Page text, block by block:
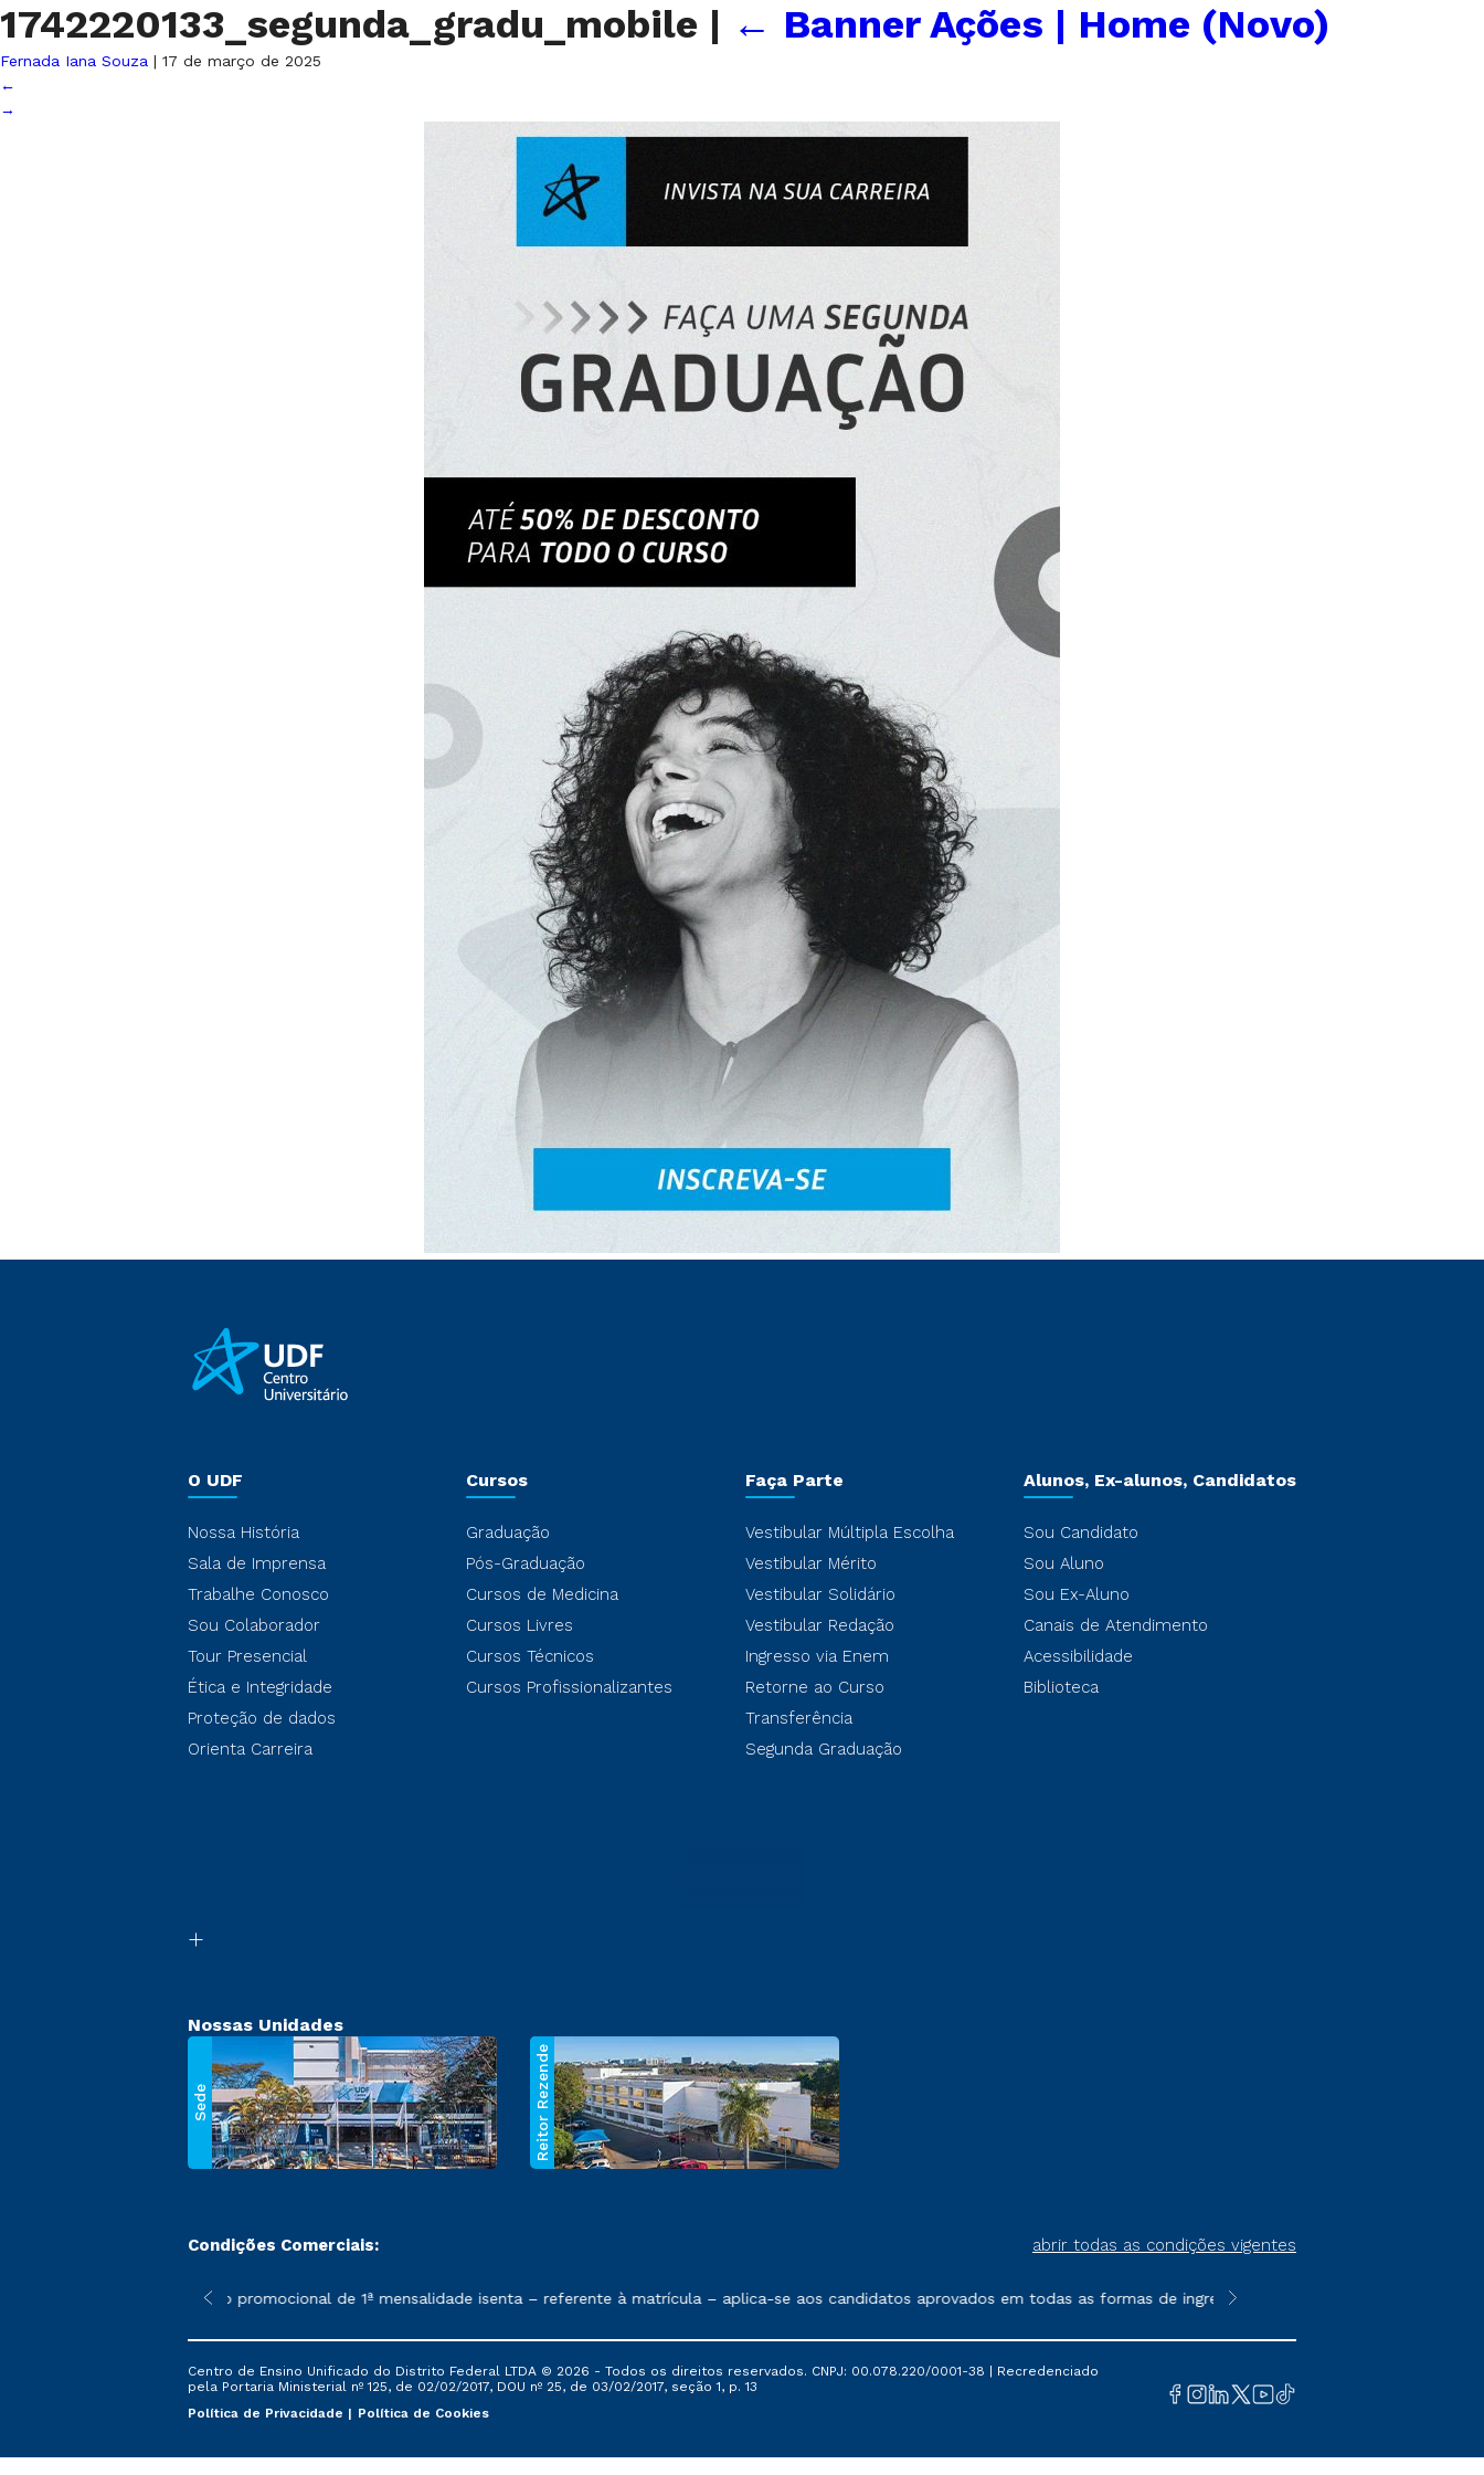
1742220133_segunda_gradu_mobile | ← Banner Ações | Home (Novo)
Fernada Iana Souza | 17 de março de 2025
←
→
O UDF
Nossa História
Sala de Imprensa
Trabalhe Conosco
Sou Colaborador
Tour Presencial
Ética e Integridade
Proteção de dados
Orienta Carreira
Cursos
Graduação
Pós-Graduação
Cursos de Medicina
Cursos Livres
Cursos Técnicos
Cursos Profissionalizantes
Faça Parte
Vestibular Múltipla Escolha
Vestibular Mérito
Vestibular Solidário
Vestibular Redação
Ingresso via Enem
Retorne ao Curso
Transferência
Segunda Graduação
Alunos, Ex-alunos, Candidatos
Sou Candidato
Sou Aluno
Sou Ex-Aluno
Canais de Atendimento
Acessibilidade
Biblioteca
Nossas Unidades
Sede Reitor Rezende
Condições Comerciais: abrir todas as condições vigentes
sofrer alterações nos períodos de rematrícula conforme exposto no contrato de prestação de serviços.
*A condição promocional de 1ª mensalidade isenta – referente à matrícula – aplica-se aos candidatos aprovados em todas as formas de ingresso, exceto na prova on-line ou
**Semipresencial é um formato do
Centro de Ensino Unificado do Distrito Federal LTDA © 2026 - Todos os direitos reservados. CNPJ: 00.078.220/0001-38 | Recredenciado
pela Portaria Ministerial nº 125, de 02/02/2017, DOU nº 25, de 03/02/2017, seção 1, p. 13
Política de Privacidade
Política de Cookies